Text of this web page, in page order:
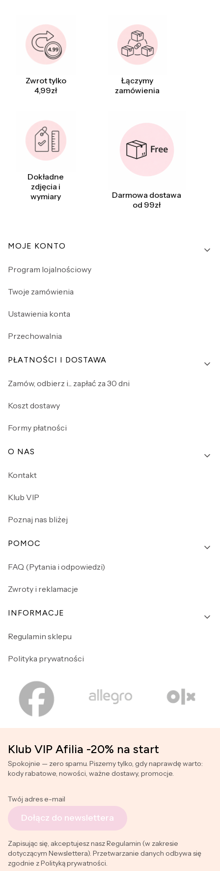
Zwrot tylko
4,99zł
Łączymy
zamówienia
Dokładne
zdjęcia i
wymiary
Darmowa dostawa
od 99zł
Linki w stopce
MOJE KONTO
Program lojalnościowy
Twoje zamówienia
Ustawienia konta
Przechowalnia
PŁATNOŚCI I DOSTAWA
Zamów, odbierz i... zapłać za 30 dni
Koszt dostawy
Formy płatności
O NAS
Kontakt
Klub VIP
Poznaj nas bliżej
POMOC
FAQ (Pytania i odpowiedzi)
Zwroty i reklamacje
INFORMACJE
Regulamin sklepu
Polityka prywatności
Klub VIP Afilia -20% na start
Spokojnie — zero spamu. Piszemy tylko, gdy naprawdę warto:
kody rabatowe, nowości, ważne dostawy, promocje.
Twój adres e-mail
Dołącz do newslettera
Zapisując się, akceptujesz nasz Regulamin (w zakresie
dotyczącym Newslettera). Przetwarzanie danych odbywa się
zgodnie z Polityką prywatności.